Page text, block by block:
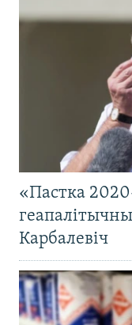
«Пастка
Карбалевіч